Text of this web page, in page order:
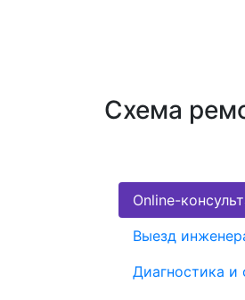
Схема
Online-
Выезд
Диагностика и